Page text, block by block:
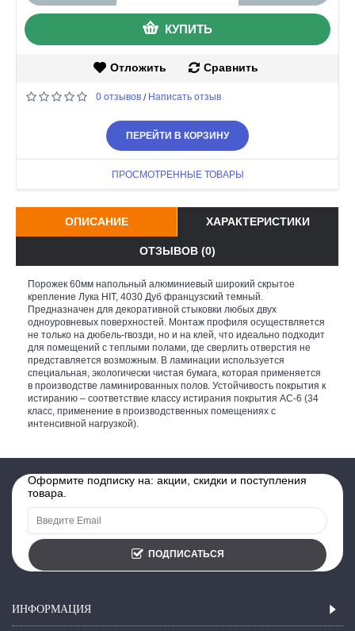
КУПИТЬ
Отложить Сравнить
0 отзывов / Написать отзыв
ПЕРЕЙТИ В КОРЗИНУ
ПРОСМОТРЕННЫЕ ТОВАРЫ
ОПИСАНИЕ ХАРАКТЕРИСТИКИ
ОТЗЫВОВ (0)
Порожек 60мм напольный алюминиевый широкий скрытое
крепление Лука HIT, 4030 Дуб французский темный.
Предназначен для декоративной стыковки любых двух
одноуровневых поверхностей. Монтаж профиля осуществляется
не только на дюбель-гвозди, но и на клей, что идеально подходит
для помещений с теплыми полами, где сверлить отверстия не
представляется возможным. В ламинации используется
специальная, экологически чистая бумага, которая применяется
в производстве ламинированных полов. Устойчивость покрытия к
истиранию – соответствие классу истирания покрытия АС-6 (34
класс, применение в производственных помещениях с
интенсивной нагрузкой).
Оформите подписку на: акции, скидки и поступления
товара.
ПОДПИСАТЬСЯ
ИНФОРМАЦИЯ